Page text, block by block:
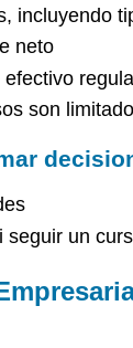
incluyendo
neto
son
un